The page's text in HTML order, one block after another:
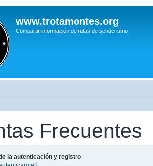
www.trotamontes.org
Compartir información de rutas de senderismo
Frecuentes
la autenticación y registro